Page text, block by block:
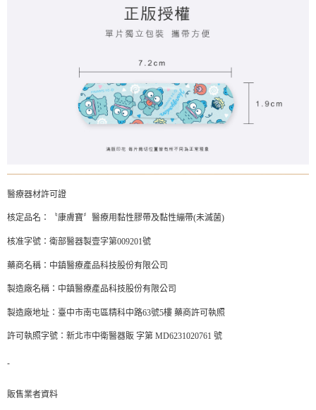
醫療器材許可證
核定品名：〝康膚寶〞醫療用黏性膠帶及黏性繃帶(未滅菌)
核准字號：衛部醫器製壹字第009201號
藥商名稱：中鎮醫療產品科技股份有限公司
製造廠名稱：中鎮醫療產品科技股份有限公司
製造廠地址：臺中市南屯區精科中路63號5樓 藥商許可執照
許可執照字號：新北市中衛醫器販 字第 MD6231020761 號
-
販售業者資料